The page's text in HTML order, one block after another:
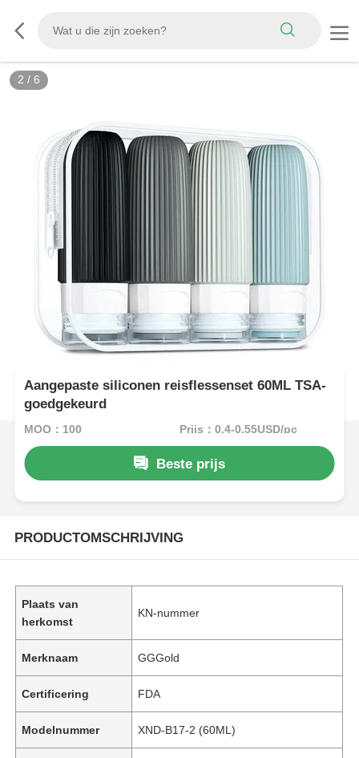
3 / 6
Aangepaste siliconen reisflessenset 60ML TSA-
goedgekeurd
MOQ：100 Prijs：0.4-0.55USD/pc
Beste prijs
PRODUCTOMSCHRIJVING
Plaats van
herkomst
KN-nummer
Merknaam GGGold
Certificering FDA
Modelnummer XND-B17-2 (60ML)